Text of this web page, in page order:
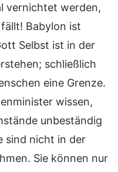
vernichtet werden,
Babylon ist
Selbst ist in der
schließlich
eine Grenze.
wissen,
unbeständig
sind nicht in der
Sie können nur